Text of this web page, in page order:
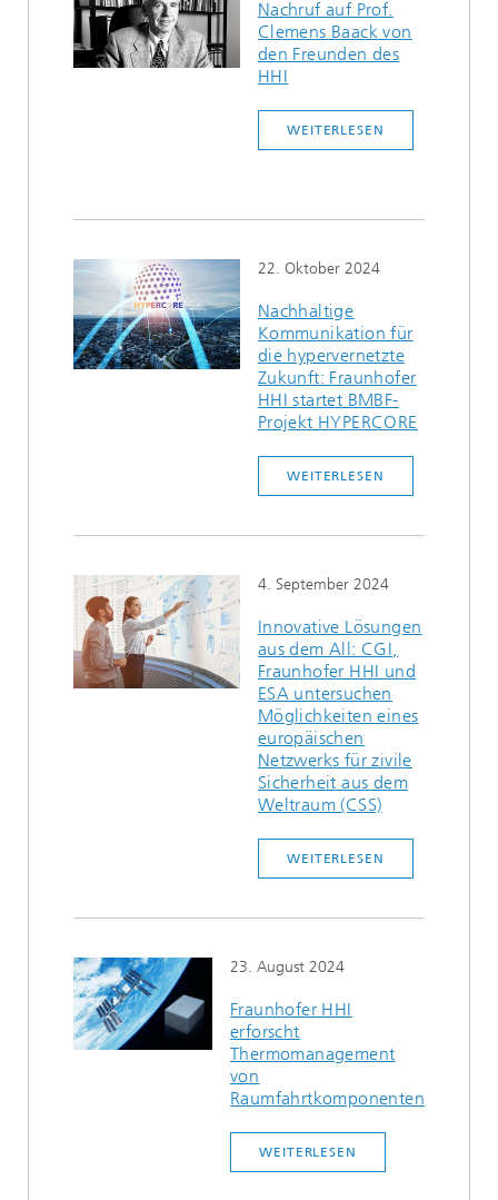
Nachruf auf Prof.
Clemens Baack von
den Freunden des
HHI
WEITERLESEN
22. Oktober 2024
Nachhaltige
Kommunikation für
die hypervernetzte
Zukunft: Fraunhofer
HHI startet BMBF-
Projekt HYPERCORE
WEITERLESEN
4. September 2024
Innovative Lösungen
aus dem All: CGI,
Fraunhofer HHI und
ESA untersuchen
Möglichkeiten eines
europäischen
Netzwerks für zivile
Sicherheit aus dem
Weltraum (CSS)
WEITERLESEN
23. August 2024
Fraunhofer HHI
erforscht
Thermomanagement
von
Raumfahrtkomponenten
WEITERLESEN